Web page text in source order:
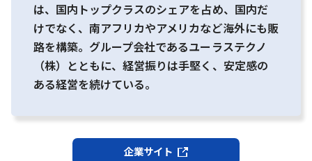
は、国内トップクラスのシェアを占め、国内だ
けでなく、南アフリカやアメリカなど海外にも販
路を構築。グループ会社であるユーラステクノ
（株）とともに、経営振りは手堅く、安定感の
ある経営を続けている。
企業サイト